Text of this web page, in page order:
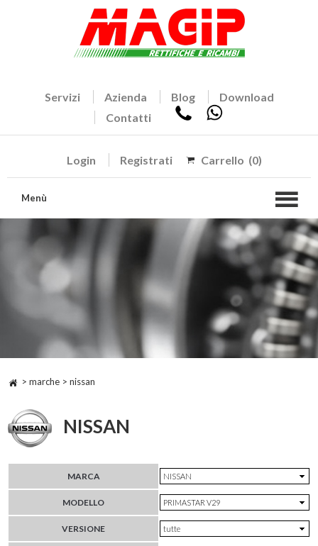
Servizi Azienda Blog
Download
Contatti
Login Registrati Carrello (0)
Menù
> marche > nissan
NISSAN
MARCA
MODELLO
VERSIONE